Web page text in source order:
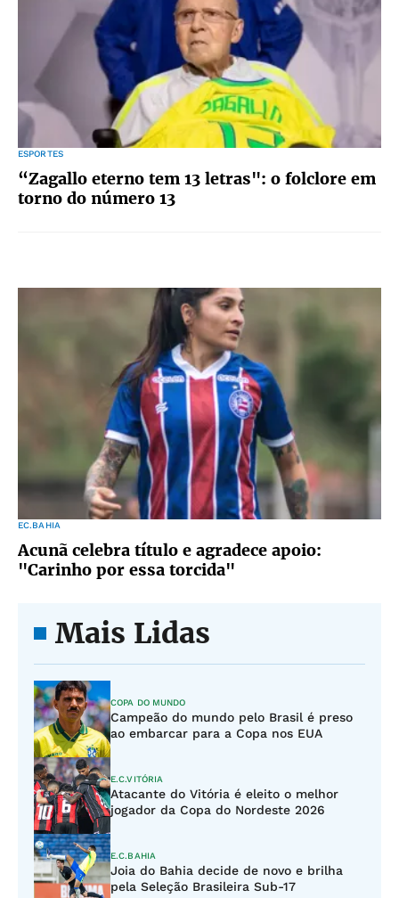
ESPORTES
“Zagallo eterno tem 13 letras": o folclore em
torno do número 13
EC.BAHIA
Acunã celebra título e agradece apoio:
"Carinho por essa torcida"
Mais Lidas
COPA DO MUNDO
Campeão do mundo pelo Brasil é preso
ao embarcar para a Copa nos EUA
E.C.VITÓRIA
Atacante do Vitória é eleito o melhor
jogador da Copa do Nordeste 2026
E.C.BAHIA
Joia do Bahia decide de novo e brilha
pela Seleção Brasileira Sub-17